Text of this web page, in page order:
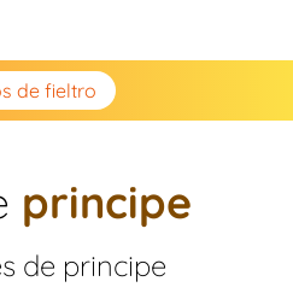
de fieltro
principe
de principe